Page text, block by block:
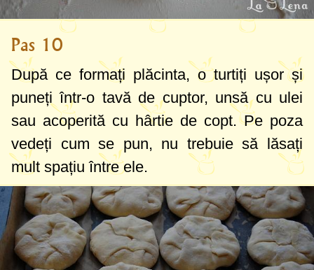
Pas 10
După ce formați plăcinta, o turtiți ușor și
puneți într-o tavă de cuptor, unsă cu ulei
sau acoperită cu hârtie de copt. Pe poza
vedeți cum se pun, nu trebuie să lăsați
mult spațiu între ele.